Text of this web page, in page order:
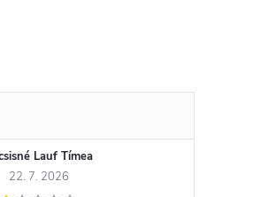
Lauf Tímea
22. 7. 2026